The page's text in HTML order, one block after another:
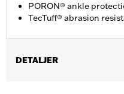
PORON® ankle
TecTuff® abrasion
DETALJER